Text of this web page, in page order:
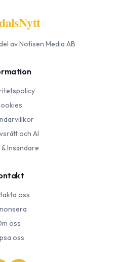
av Notisen Media AB
och AI
Insändare
oss
oss
oss